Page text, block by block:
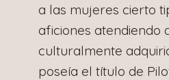
a las mujeres cierto
aficiones atendiendo
culturalmente
poseía el título de